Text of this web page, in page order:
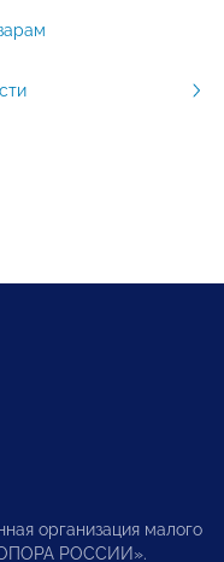
организация малого
РОССИИ».